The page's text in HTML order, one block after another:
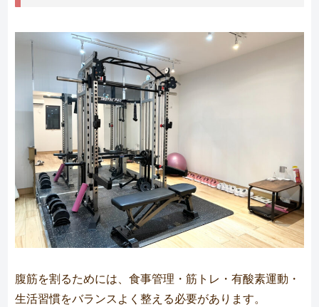
腹筋を割るためには、食事管理・筋トレ・有酸素運動・
生活習慣をバランスよく整える必要があります。